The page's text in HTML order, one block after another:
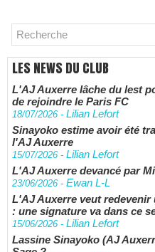
LES NEWS DU CLUB
L'AJ Auxerre lâche du lest
de rejoindre le Paris FC
18/07/2026 - Lilian Lefort
Sinayoko estime avoir été
l'AJ Auxerre
15/07/2026 - Lilian Lefort
L'AJ Auxerre devancé par
23/06/2026 - Ewan L-L
L'AJ Auxerre veut
: une signature va dans ce
15/06/2026 - Lilian Lefort
Lassine Sinayoko (AJ